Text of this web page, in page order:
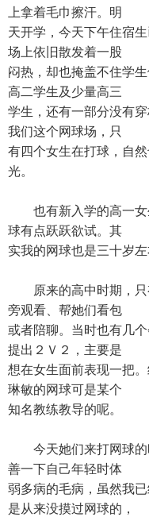
上拿着毛巾擦汗。明
天开学，今天下午住宿
场上依旧散发着一股
闷热，却也掩盖不住学
高二学生及少量高三
学生，还有一部分没有
我们这个网球场，只
有四个女生在打球，自
光。
也有新入学的高一女
球有点跃跃欲试。其
实我的网球也是三十岁
原来的高中时期，只
旁观看、帮她们看包
或者陪聊。当时也有几
提出２Ｖ２，主要是
想在女生面前表现一把
琳敏的网球可是某个
知名教练教导的呢。
今天她们来打网球的
善一下自己年轻时体
弱多病的毛病，虽然我
是从来没摸过网球的，